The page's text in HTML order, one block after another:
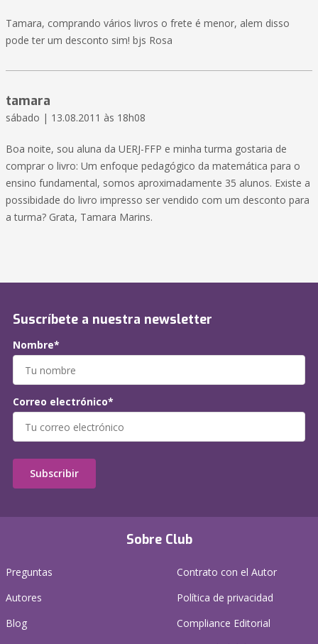
Tamara, comprando vários livros o frete é menor, alem disso
pode ter um desconto sim! bjs Rosa
tamara
sábado | 13.08.2011 às 18h08
Boa noite, sou aluna da UERJ-FFP e minha turma gostaria de
comprar o livro: Um enfoque pedagógico da matemática para o
ensino fundamental, somos aproximadamente 35 alunos. Existe a
possibidade do livro impresso ser vendido com um desconto para
a turma? Grata, Tamara Marins.
Sobre Club
Preguntas
Autores
Blog
Contrato con el Autor
Política de privacidad
Compliance Editorial
Suscríbete a nuestra newsletter
Nombre*
Correo electrónico*
Subscribir